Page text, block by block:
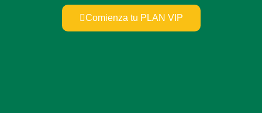
Comienza tu PLAN VIP